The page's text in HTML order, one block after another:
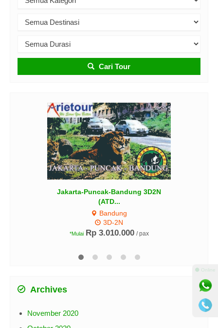
Cari Tour
Jakarta-Puncak-Bandung 3D2N
(ATD...
Bandung
3D-2N
*Mulai Rp 3.010.000 / pax
Archives
November 2020
⚫ Online